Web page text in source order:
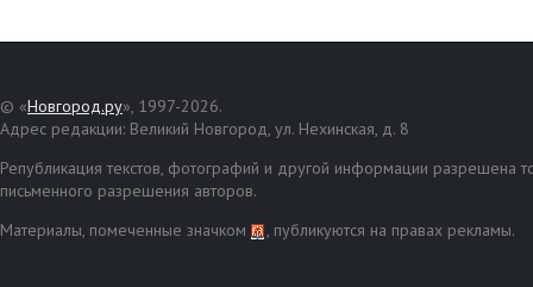
© «Новгород.ру», 1997-2026.
Адрес редакции: Великий Новгород, ул. Нехинская, д. 8
Републикация текстов, фотографий и другой информации разрешена
письменного разрешения авторов.
Материалы, помеченные значком
, публикуются на правах рекламы.